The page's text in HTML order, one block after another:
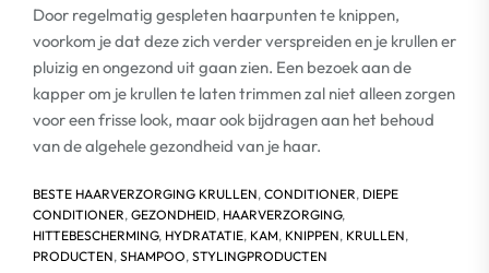
Door regelmatig gespleten haarpunten te knippen,
voorkom je dat deze zich verder verspreiden en je krullen er
pluizig en ongezond uit gaan zien. Een bezoek aan de
kapper om je krullen te laten trimmen zal niet alleen zorgen
voor een frisse look, maar ook bijdragen aan het behoud
van de algehele gezondheid van je haar.
BESTE HAARVERZORGING KRULLEN, CONDITIONER, DIEPE
CONDITIONER, GEZONDHEID, HAARVERZORGING,
HITTEBESCHERMING, HYDRATATIE, KAM, KNIPPEN, KRULLEN,
PRODUCTEN, SHAMPOO, STYLINGPRODUCTEN